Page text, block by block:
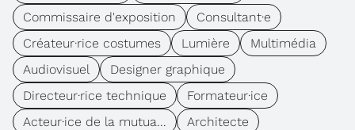
Commissaire d'exposition
Consultant·e
Créateur·rice costumes
Lumière
Multimédia
Audiovisuel
Designer graphique
Directeur·rice technique
Formateur·ice
Acteur·ice de la mutua...
Architecte